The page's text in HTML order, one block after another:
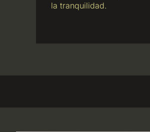
la tranquilidad.